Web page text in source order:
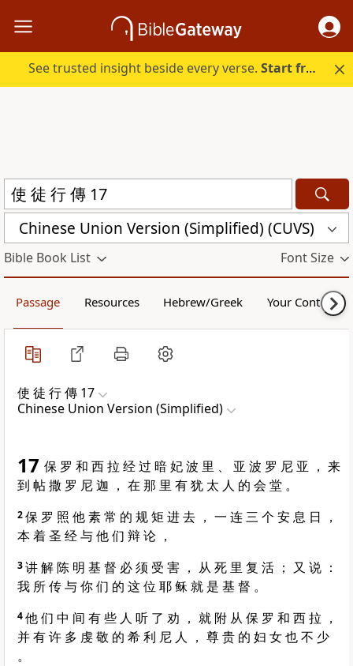
See trusted insight beside every verse.Start free.
Chinese Union Version (Simplified) (CUVS)
Bible Book List Font Size
Passage Resources Hebrew/Greek Your Content
使 徒 行 傳 17
Chinese Union Version (Simplified)
17 保 罗 和 西 拉 经 过 暗 妃 波 里 、 亚 波 罗 尼 亚 ， 来
到 帖 撒 罗 尼 迦 ， 在 那 里 有 犹 太 人 的 会 堂 。
2保 罗 照 他 素 常 的 规 矩 进 去 ， 一 连 三 个 安 息 日 ，
本 着 圣 经 与 他 们 辩 论 ，
3讲 解 陈 明 基 督 必 须 受 害 ， 从 死 里 复 活 ； 又 说 ：
我 所 传 与 你 们 的 这 位 耶 稣 就 是 基 督 。
4他 们 中 间 有 些 人 听 了 劝 ， 就 附 从 保 罗 和 西 拉 ，
并 有 许 多 虔 敬 的 希 利 尼 人 ， 尊 贵 的 妇 女 也 不 少
。